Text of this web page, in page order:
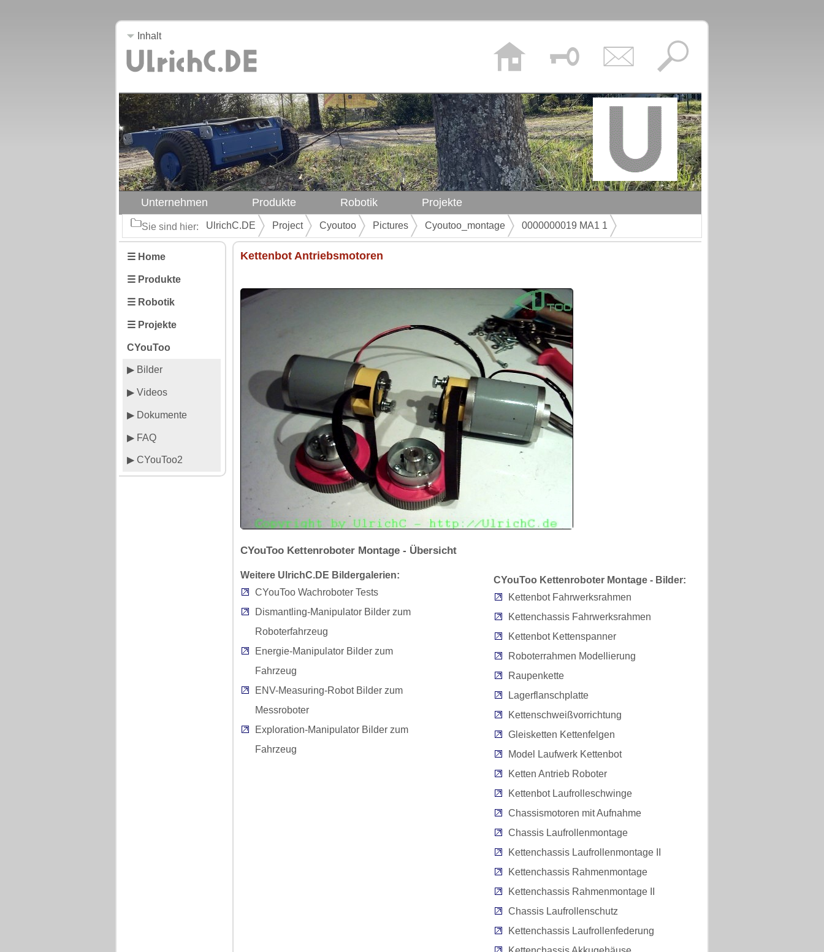
Inhalt
Unternehmen Produkte Robotik Projekte
Sie sind hier: UlrichC.DE Project Cyoutoo Pictures Cyoutoo_montage 0000000019 MA1 1
☰ Home
☰ Produkte
☰ Robotik
☰ Projekte
CYouToo
▶ Bilder
▶ Videos
▶ Dokumente
▶ FAQ
▶ CYouToo2
Kettenbot Antriebsmotoren
CYouToo Kettenroboter Montage - Übersicht
CYouToo Kettenroboter Montage - Bilder:
Kettenbot Fahrwerksrahmen
Kettenchassis Fahrwerksrahmen
Kettenbot Kettenspanner
Roboterrahmen Modellierung
Raupenkette
Lagerflanschplatte
Kettenschweißvorrichtung
Gleisketten Kettenfelgen
Model Laufwerk Kettenbot
Ketten Antrieb Roboter
Kettenbot Laufrolleschwinge
Chassismotoren mit Aufnahme
Chassis Laufrollenmontage
Kettenchassis Laufrollenmontage II
Kettenchassis Rahmenmontage
Kettenchassis Rahmenmontage II
Chassis Laufrollenschutz
Kettenchassis Laufrollenfederung
Weitere UlrichC.DE Bildergalerien:
CYouToo Wachroboter Tests
Dismantling-Manipulator Bilder zum
Roboterfahrzeug
Energie-Manipulator Bilder zum
Fahrzeug
ENV-Measuring-Robot Bilder zum
Messroboter
Exploration-Manipulator Bilder zum
Fahrzeug